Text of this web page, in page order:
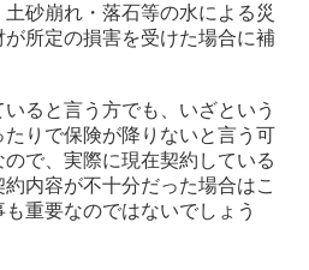
砂崩れ・落石等の水による災
所定の損害を受けた場合に補
ると言う方でも、いざという
りで保険が降りないと言う可
で、実際に現在契約している
内容が不十分だった場合はこ
重要なのではないでしょう